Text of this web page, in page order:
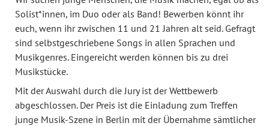
Solist*innen, im Duo oder als Band! Bewerben könnt ihr
euch, wenn ihr zwischen 11 und 21 Jahren alt seid. Gefragt
sind selbstgeschriebene Songs in allen Sprachen und
Musikgenres. Eingereicht werden können bis zu drei
Musikstücke.
Mit der Auswahl durch die Jury ist der Wettbewerb
abgeschlossen. Der Preis ist die Einladung zum Treffen
junge Musik-Szene in Berlin mit der Übernahme sämtlicher